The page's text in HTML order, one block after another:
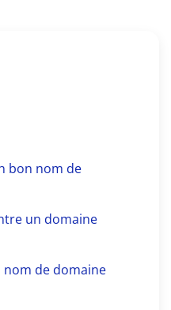
bon nom de
un domaine
de domaine